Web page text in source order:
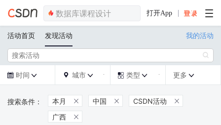
打开App
活动首页 发现活动 我的活动

 时间   城市   类型  更多 
本月  中国  CSDN活动 
广西 